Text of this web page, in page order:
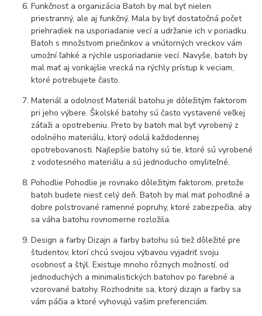
Funkčnosť a organizácia Batoh by mal byť nielen
priestranný, ale aj funkčný. Mala by byť dostatočná počet
priehradiek na usporiadanie vecí a udržanie ich v poriadku.
Batoh s množstvom priečinkov a vnútorných vreckov vám
umožní ľahké a rýchle usporiadanie vecí. Navyše, batoh by
mal mať aj vonkajšie vrecká na rýchly prístup k veciam,
ktoré potrebujete často.
Materiál a odolnosť Materiál batohu je dôležitým faktorom
pri jeho výbere. Školské batohy sú často vystavené veľkej
záťaži a opotrebeniu. Preto by batoh mal byť vyrobený z
odolného materiálu, ktorý odolá každodennej
opotrebovanosti. Najlepšie batohy sú tie, ktoré sú vyrobené
z vodotesného materiálu a sú jednoducho omyliteľné.
Pohodlie Pohodlie je rovnako dôležitým faktorom, pretože
batoh budete niesť celý deň. Batoh by mal mať pohodlné a
dobre polstrované ramenné popruhy, ktoré zabezpečia, aby
sa váha batohu rovnomerne rozložila.
Design a farby Dizajn a farby batohu sú tiež dôležité pre
študentov, ktorí chcú svojou výbavou vyjadriť svoju
osobnosť a štýl. Existuje mnoho rôznych možností, od
jednoduchých a minimalistických batohov po farebné a
vzorované batohy. Rozhodnite sa, ktorý dizajn a farby sa
vám páčia a ktoré vyhovujú vašim preferenciám.